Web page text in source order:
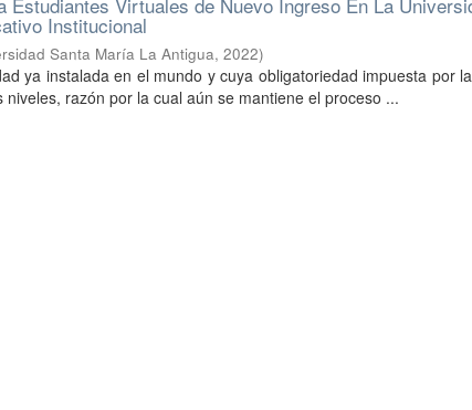
Institucional
Santa María La Antigua, 2022)
ya instalada en el mundo y cuya obligatoriedad impuesta por
razón por la cual aún se mantiene el proceso ...